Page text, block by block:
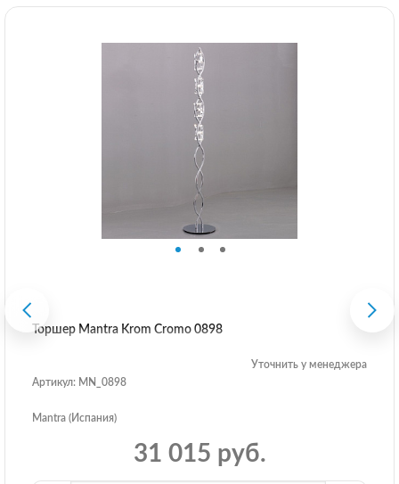
Торшер Mantra Krom Cromo 0898
Уточнить у менеджера
Артикул: MN_0898
Mantra (Испания)
31 015 руб.